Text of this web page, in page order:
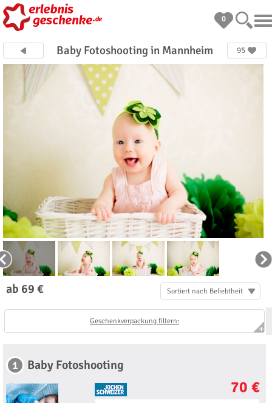
0
Baby Fotoshooting in Mannheim 95
ab 69 € Sortiert nach Beliebtheit
Geschenkverpackung filtern:
1 Baby Fotoshooting
70 €